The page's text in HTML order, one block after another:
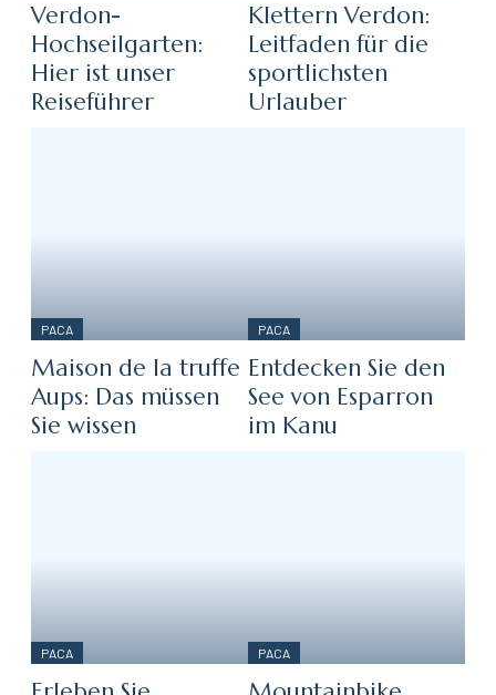
Verdon-
Hochseilgarten:
Hier ist unser
Reiseführer
Klettern Verdon:
Leitfaden für die
sportlichsten
Urlauber
PACA
Maison de la truffe
Aups: Das müssen
Sie wissen
PACA
Entdecken Sie den
See von Esparron
im Kanu
PACA PACA